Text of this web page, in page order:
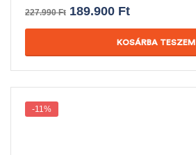
227.990Ft 189.900 Ft
KOSÁRBA TESZEM
-11%